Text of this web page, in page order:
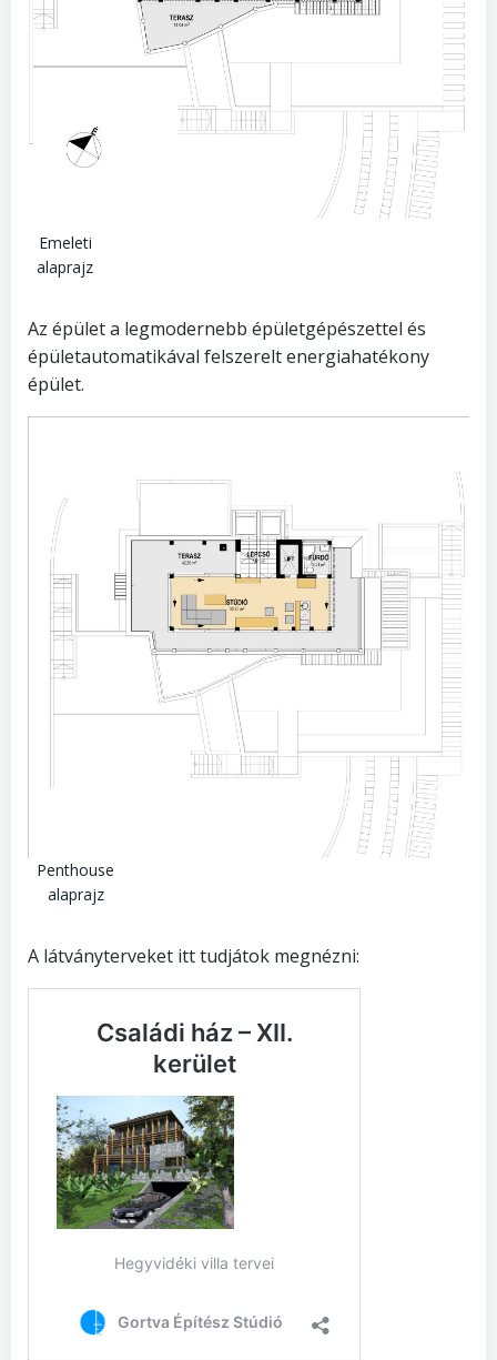
Emeleti
alaprajz
Az épület a legmodernebb épületgépészettel és
épületautomatikával felszerelt energiahatékony
épület.
Penthouse
alaprajz
A látványterveket itt tudjátok megnézni: